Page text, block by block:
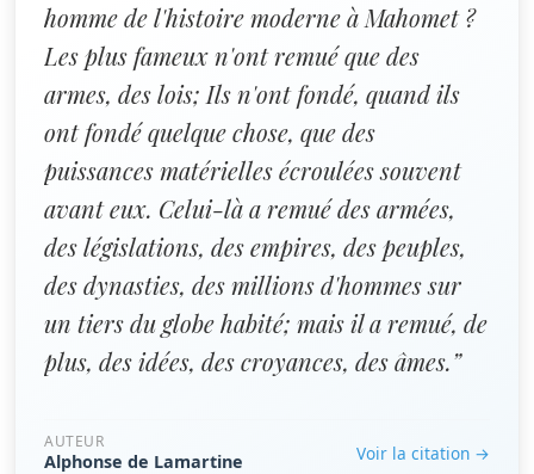
homme de l'histoire moderne à Mahomet ?
Les plus fameux n'ont remué que des
armes, des lois; Ils n'ont fondé, quand ils
ont fondé quelque chose, que des
puissances matérielles écroulées souvent
avant eux. Celui-là a remué des armées,
des législations, des empires, des peuples,
des dynasties, des millions d'hommes sur
un tiers du globe habité; mais il a remué, de
plus, des idées, des croyances, des âmes.”
AUTEUR
Alphonse de Lamartine Voir la citation →